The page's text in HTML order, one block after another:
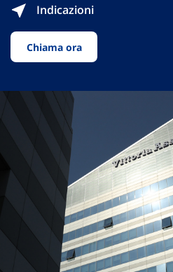
Indicazioni
Chiama ora